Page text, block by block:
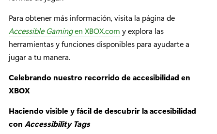
Para obtener más información, visita la página de
Accessible Gamingen XBOX.com y explora las
herramientas y funciones disponibles para ayudarte a
jugar a tu manera.
Celebrando nuestro recorrido de accesibilidad en
XBOX
Haciendo visible y fácil de descubrir la accesibilidad
con Accessibility Tags